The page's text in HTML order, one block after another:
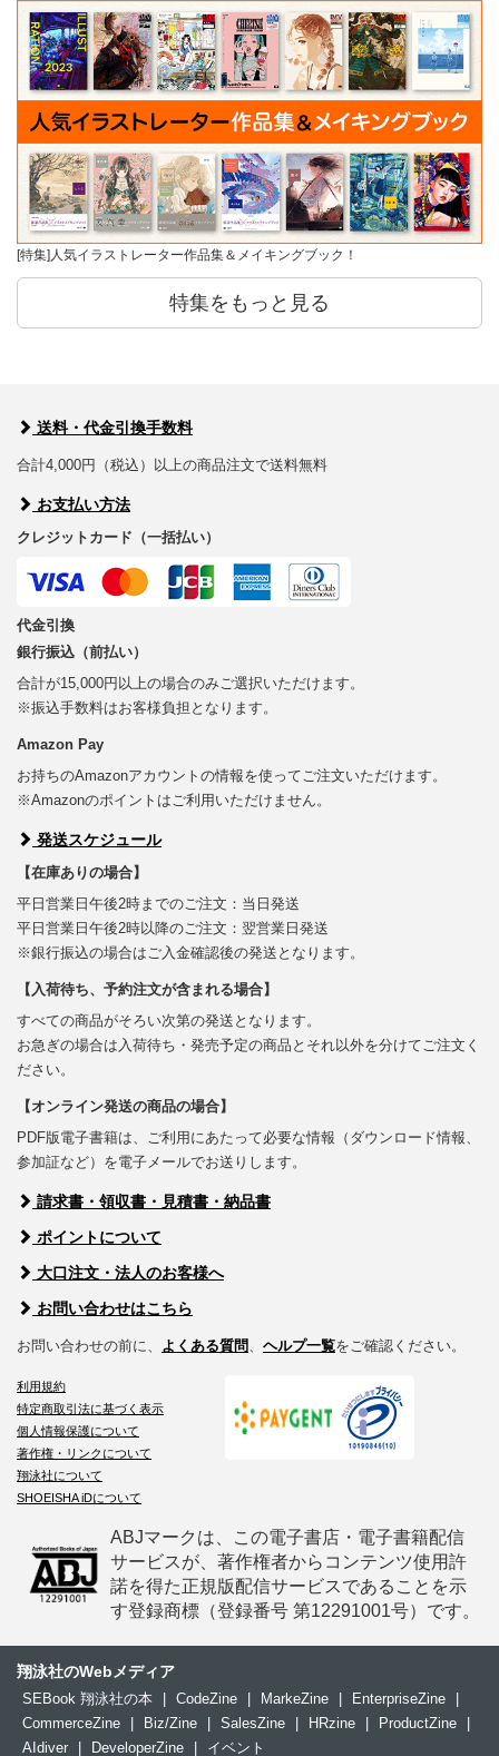
[特集]人気イラストレーター作品集＆メイキングブック！
特集をもっと見る
送料・代金引換手数料
合計4,000円（税込）以上の商品注文で送料無料
お支払い方法
クレジットカード（一括払い）
代金引換
銀行振込（前払い）
合計が15,000円以上の場合のみご選択いただけます。
※振込手数料はお客様負担となります。
Amazon Pay
お持ちのAmazonアカウントの情報を使ってご注文いただけます。
※Amazonのポイントはご利用いただけません。
発送スケジュール
【在庫ありの場合】
平日営業日午後2時までのご注文：当日発送
平日営業日午後2時以降のご注文：翌営業日発送
※銀行振込の場合はご入金確認後の発送となります。
【入荷待ち、予約注文が含まれる場合】
すべての商品がそろい次第の発送となります。
お急ぎの場合は入荷待ち・発売予定の商品とそれ以外を分けてご注文く
ださい。
【オンライン発送の商品の場合】
PDF版電子書籍は、ご利用にあたって必要な情報（ダウンロード情報、
参加証など）を電子メールでお送りします。
請求書・領収書・見積書・納品書
ポイントについて
大口注文・法人のお客様へ
お問い合わせはこちら
お問い合わせの前に、 よくある質問、 ヘルプ一覧をご確認ください。
利用規約
特定商取引法に基づく表示
個人情報保護について
著作権・リンクについて
翔泳社について
SHOEISHA iDについて
ABJマークは、この電子書店・電子書籍配信
サービスが、著作権者からコンテンツ使用許
諾を得た正規版配信サービスであることを示
す登録商標（登録番号 第12291001号）です。
翔泳社のWebメディア
SEBook 翔泳社の本 CodeZine MarkeZine EnterpriseZine
CommerceZine
Biz/Zine SalesZine HRzine ProductZine
AIdiver
DeveloperZine イベント